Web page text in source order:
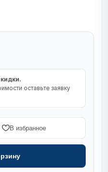
оставьте заявку
В избранное